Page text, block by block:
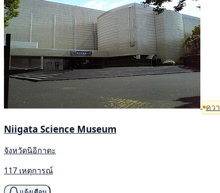
คว
Niigata Science Museum
จังหวัดนิอิกาตะ
117 เหตุการณ์